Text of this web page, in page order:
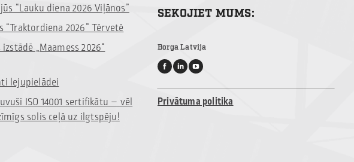
“Lauku diena 2026 Viļānos”
“Traktordiena 2026” Tērvetē
„Maamess 2026“
lejupielādei
ISO 14001 sertifikātu – vēl
solis ceļā uz ilgtspēju!
SEKOJIET MUMS:
Borga Latvija
Privātuma politika